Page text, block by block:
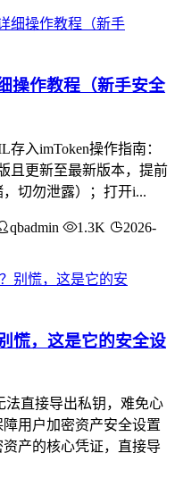
操作教程（新手安全
入imToken操作指南：
且更新至最新版本，提前
切勿泄露）；打开i...
qbadmin 1.3K
2026-
慌，这是它的安全设
法直接导出私钥，难免心
用户加密资产安全设置
产的核心凭证，直接导